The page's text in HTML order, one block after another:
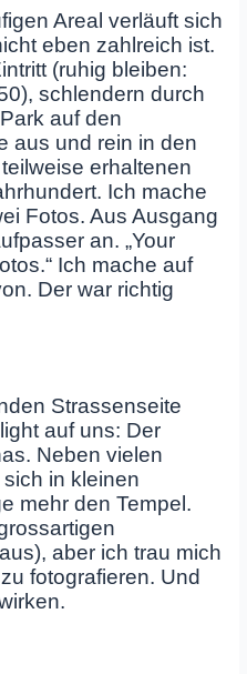
Areal verläuft sich
eben zahlreich ist.
(ruhig bleiben:
schlendern durch
auf den
aus und rein in den
erhaltenen
Ich mache
Fotos. Aus Ausgang
an. „Your
Ich mache auf
Der war richtig
Strassenseite
auf uns: Der
Neben vielen
in kleinen
mehr den Tempel.
aber ich trau mich
fotografieren. Und